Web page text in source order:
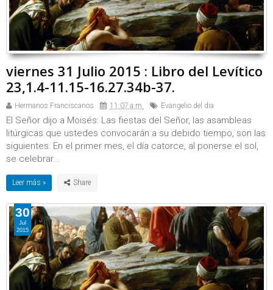
viernes 31 Julio 2015 : Libro del Levítico
23,1.4-11.15-16.27.34b-37.
Hermanos Franciscanos 11:07 a.m. Evangelio del dia
El Señor dijo a Moisés: Las fiestas del Señor, las asambleas
litúrgicas que ustedes convocarán a su debido tiempo, son las
siguientes: En el primer mes, el día catorce, al ponerse el sol,
se celebrar...
Leer más »
30
Jul
2015